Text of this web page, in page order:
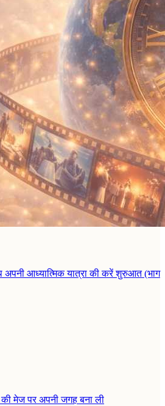
अपनी आध्यात्मिक यात्रा की करें शुरुआत (भाग